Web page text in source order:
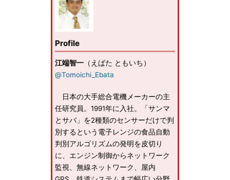
Profile
江端智一 （えばた ともいち）
@Tomoichi_Ebata
日本の大手総合電機メーカーの主
任研究員。1991年に入社。「サンマ
とサバ」を2種類のセンサーだけで判
別するという電子レンジの食品自動
判別アルゴリズムの発明を皮切り
に、エンジン制御からネットワーク
監視、無線ネットワーク、屋内